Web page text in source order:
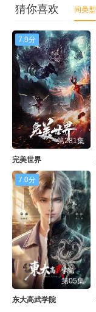
猜你喜欢 同类型
7.9分
第281集
完美世界
7.0分
第05集
东大高武学院